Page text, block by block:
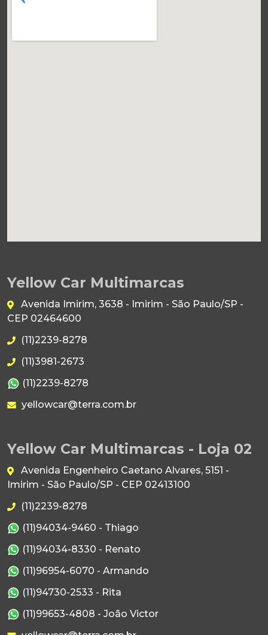
Yellow Car Multimarcas
Avenida Imirim, 3638 - Imirim - São Paulo/SP -
CEP 02464600
(11)2239-8278
(11)3981-2673
(11)2239-8278
yellowcar@terra.com.br
Yellow Car Multimarcas - Loja 02
Avenida Engenheiro Caetano Alvares, 5151 -
Imirim - São Paulo/SP - CEP 02413100
(11)2239-8278
(11)94034-9460 - Thiago
(11)94034-8330 - Renato
(11)96954-6070 - Armando
(11)94730-2533 - Rita
(11)99653-4808 - João Victor